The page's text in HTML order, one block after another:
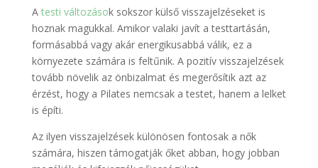
A testi változások sokszor külső visszajelzéseket is
hoznak magukkal. Amikor valaki javít a testtartásán,
formásabbá vagy akár energikusabbá válik, ez a
környezete számára is feltűnik. A pozitív visszajelzések
tovább növelik az önbizalmat és megerősítik azt az
érzést, hogy a Pilates nemcsak a testet, hanem a lelket
is építi.
Az ilyen visszajelzések különösen fontosak a nők
számára, hiszen támogatják őket abban, hogy jobban